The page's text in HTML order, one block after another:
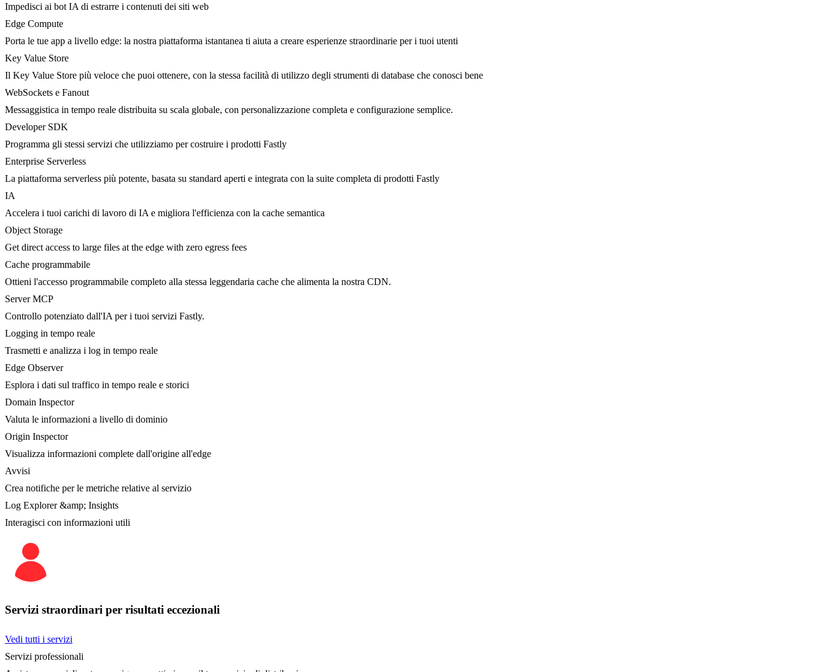
Impedisci ai bot IA di estrarre i contenuti dei siti web
Edge Compute
Porta le tue app a livello edge: la nostra piattaforma istantanea ti aiuta a creare esperienze straordinarie per i tuoi utenti
Key Value Store
Il Key Value Store più veloce che puoi ottenere, con la stessa facilità di utilizzo degli strumenti di database che conosci bene
WebSockets e Fanout
Messaggistica in tempo reale distribuita su scala globale, con personalizzazione completa e configurazione semplice.
Developer SDK
Programma gli stessi servizi che utilizziamo per costruire i prodotti Fastly
Enterprise Serverless
La piattaforma serverless più potente, basata su standard aperti e integrata con la suite completa di prodotti Fastly
IA
Accelera i tuoi carichi di lavoro di IA e migliora l'efficienza con la cache semantica
Object Storage
Get direct access to large files at the edge with zero egress fees
Cache programmabile
Ottieni l'accesso programmabile completo alla stessa leggendaria cache che alimenta la nostra CDN.
Server MCP
Controllo potenziato dall'IA per i tuoi servizi Fastly.
Logging in tempo reale
Trasmetti e analizza i log in tempo reale
Edge Observer
Esplora i dati sul traffico in tempo reale e storici
Domain Inspector
Valuta le informazioni a livello di dominio
Origin Inspector
Visualizza informazioni complete dall'origine all'edge
Avvisi
Crea notifiche per le metriche relative al servizio
Log Explorer &amp; Insights
Interagisci con informazioni utili
Servizi straordinari per risultati eccezionali
Vedi tutti i servizi
Servizi professionali